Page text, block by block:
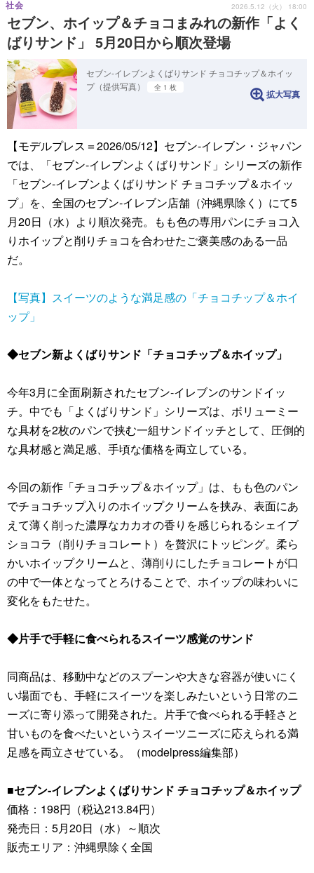
セブン、ホイップ＆チョコまみれの新作「よく
ばりサンド」 5月20日から順次登場
社会 2026.5.12（火） 18:00
セブン‐イレブンよくばりサンド チョコチップ＆ホイッ
プ（提供写真）
全 1 枚
拡大写真
【モデルプレス＝2026/05/12】セブン‐イレブン・ジャパン
では、「セブン‐イレブンよくばりサンド」シリーズの新作
「セブン‐イレブンよくばりサンド チョコチップ＆ホイッ
プ」を、全国のセブン‐イレブン店舗（沖縄県除く）にて5
月20日（水）より順次発売。もも色の専用パンにチョコ入
りホイップと削りチョコを合わせたご褒美感のある一品
だ。
【写真】スイーツのような満足感の「チョコチップ＆ホイ
ップ」
◆セブン新よくばりサンド「チョコチップ＆ホイップ」
今年3月に全面刷新されたセブン‐イレブンのサンドイッ
チ。中でも「よくばりサンド」シリーズは、ボリューミー
な具材を2枚のパンで挟む一組サンドイッチとして、圧倒的
な具材感と満足感、手頃な価格を両立している。
今回の新作「チョコチップ＆ホイップ」は、もも色のパン
でチョコチップ入りのホイップクリームを挟み、表面にあ
えて薄く削った濃厚なカカオの香りを感じられるシェイブ
ショコラ（削りチョコレート）を贅沢にトッピング。柔ら
かいホイップクリームと、薄削りにしたチョコレートが口
の中で一体となってとろけることで、ホイップの味わいに
変化をもたせた。
◆片手で手軽に食べられるスイーツ感覚のサンド
同商品は、移動中などのスプーンや大きな容器が使いにく
い場面でも、手軽にスイーツを楽しみたいという日常のニ
ーズに寄り添って開発された。片手で食べられる手軽さと
甘いものを食べたいというスイーツニーズに応えられる満
足感を両立させている。（modelpress編集部）
■セブン‐イレブンよくばりサンド チョコチップ＆ホイップ
価格：198円（税込213.84円）
発売日：5月20日（水）～順次
販売エリア：沖縄県除く全国